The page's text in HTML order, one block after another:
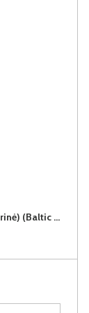
SORENTO G60(100)-L virtuvės spintelė (kairinė) (Baltic Storm/Baltic Storm)